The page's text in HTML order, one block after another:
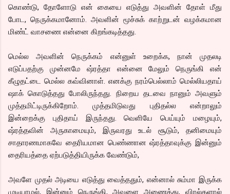
கொண்டு, தோளோடு என் கையை எடுத்து அவளின் தோள் மீது
போட, நெருக்கமானோம். அவளின் மூச்சுக் காற்றுடன் வழக்கமான
மிண்ட் வாசணை என்னை கிறங்கடித்தது.
மெல்ல அவளின் நெருக்கம் என்னுள் உறைக்க, நான் முதலடி
எடுப்பதற்கு முன்னமே ஷ்ரத்தா என்னை மேலும் நெருங்கி என்
கீழுதட்டை மெல்ல கவ்வினாள். எனக்கு நரம்பெல்லாம் மெல்லியதாய்
ஷாக் கொடுத்தது போலிருந்தது. நிறைய தடவை நானும் அவளும்
முத்தமிட்டிருக்கிறோம். முத்தமிடுவது புதிதல்ல என்றாலும்
இன்றைக்கு புதிதாய் இருந்தது. வெளியே பெய்யும் மழையும்,
ஷ்ரத்தவின் அருகாமையும், இருவரது உடல் சூடும், தனிமையும்
சாதாரணமாகவே தைரியமான பெண்ணான ஷ்ரத்தாவுக்கு இன்னும்
தைரியத்தை ஏற்படுத்தியிருக்க வேண்டும்,
அவளே முதல் அடியை எடுத்து வைத்ததும், என்னால் சும்மா இருக்க
முடியாமல், இன்னும் நெருங்கி, அவளை அணைத்து, விரல்களால்